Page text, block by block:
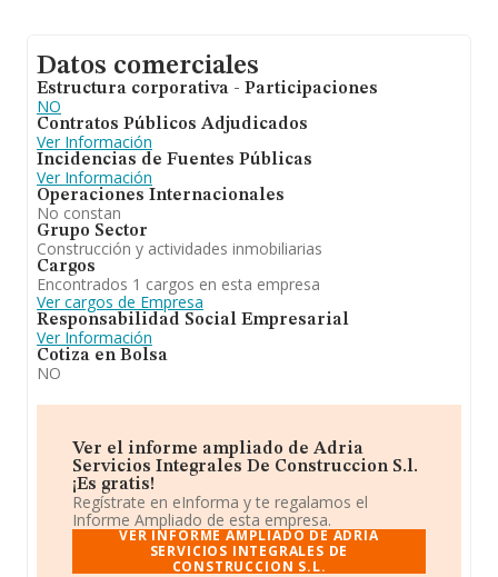
Datos comerciales
Estructura corporativa - Participaciones
NO
Contratos Públicos Adjudicados
Ver Información
Incidencias de Fuentes Públicas
Ver Información
Operaciones Internacionales
No constan
Grupo Sector
Construcción y actividades inmobiliarias
Cargos
Encontrados 1 cargos en esta empresa
Ver cargos de Empresa
Responsabilidad Social Empresarial
Ver Información
Cotiza en Bolsa
NO
Ver el informe ampliado de Adria
Servicios Integrales De Construccion S.l.
¡Es gratis!
Regístrate en eInforma y te regalamos el
Informe Ampliado de esta empresa.
VER INFORME AMPLIADO DE ADRIA
SERVICIOS INTEGRALES DE
CONSTRUCCION S.L.